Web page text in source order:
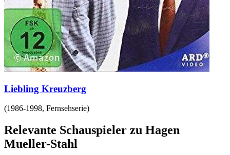
Liebling Kreuzberg
(1986-1998, Fernsehserie)
Relevante Schauspieler zu Hagen
Mueller-Stahl